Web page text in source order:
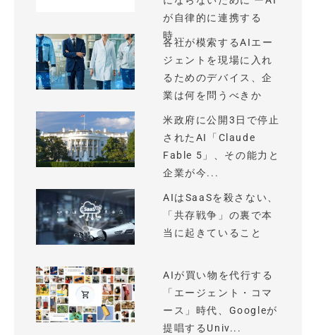
が自律的に連携する
時...
各社が模索するAIエー
ジェントを現場に入れ
るためのデバイス、企
業は何を問うべきか
米政府に公開3日で停止
されたAI「Claude
Fable 5」、その能力と
企業が今...
AIはSaaSを殺さない、
「共存戦争」の裏で本
当に起きていること
AIが買い物を代行する
「エージェント・コマ
ース」時代、Googleが
提唱するUniv...